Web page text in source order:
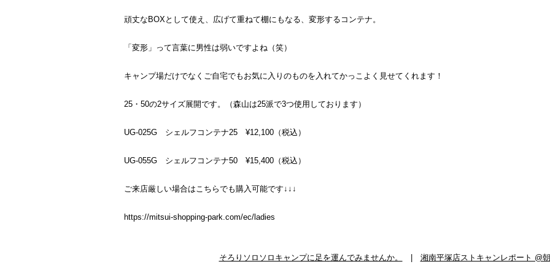
頑丈なBOXとして使え、広げて重ねて棚にもなる、変形するコンテナ。
「変形」って言葉に男性は弱いですよね（笑）
キャンプ場だけでなくご自宅でもお気に入りのものを入れてかっこよく見せてくれます！
25・50の2サイズ展開です。（森山は25派で3つ使用しております）
UG-025G シェルフコンテナ25 ¥12,100（税込）
UG-055G シェルフコンテナ50 ¥15,400（税込）
ご来店厳しい場合はこちらでも購入可能です↓↓↓
https://mitsui-shopping-park.com/ec/ladies
そろりソロソロキャンプに足を運んでみませんか。 | 湘南平塚店ストキャンレポート @